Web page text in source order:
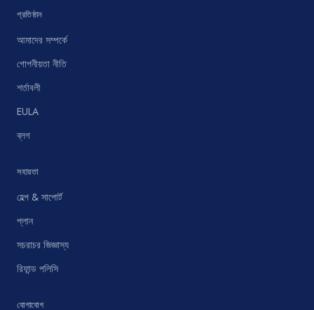
প্রতিষ্ঠান
আমাদের সম্পর্কে
গোপনীয়তা নীতি
শর্তাবলী
EULA
ব্লগ
সহায়তা
হেল্প & সাপোর্ট
প্লান
সচরাচর জিজ্ঞাস্য
রিফান্ড পলিসি
যোগাযোগ